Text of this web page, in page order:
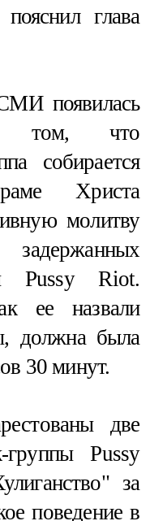
глава
появилась
том, что
собирается
Христа
молитву
Pussy Riot.
ее назвали
должна была
30 минут.
две
Pussy
за
поведение в